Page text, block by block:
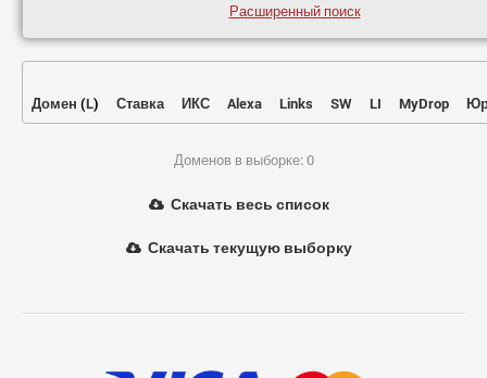
Расширенный поиск
Домен (L) Ставка ИКС Alexa Links SW LI MyDrop
Доменов в выборке: 0
Скачать весь список
Скачать текущую выборку